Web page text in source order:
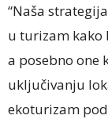
“Naša
u turizam kako
a posebno one
uključivanju
ekoturizam